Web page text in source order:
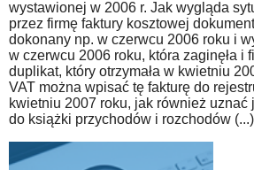
wystawionej w 2006 r. Jak wygląda
przez firmę faktury kosztowej
dokonany np. w czerwcu 2006 roku i
w czerwcu 2006 roku, która zaginęła i
duplikat, który otrzymała w kwietniu
VAT można wpisać tę fakturę do
kwietniu 2007 roku, jak również uznać
do książki przychodów i rozchodów